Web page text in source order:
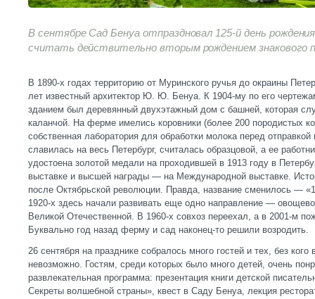
В сентябре Сад Бенуа отпраздновал 125-й день
считать действительно вторым рождением знакового
В 1890-х годах территорию от Муринского ручья до окраины
лет известный архитектор Ю. Ю. Бенуа. К 1904-му по его
зданием был деревянный двухэтажный дом с башней, которая
каланчой. На ферме имелись коровники (более 200 породистых
собственная лаборатория для обработки молока перед
славилась на весь Петербург, считалась образцовой, а ее
удостоена золотой медали на проходившей в 1913 году в
выставке и высшей награды — на Международной выставке.
после Октябрьской революции. Правда, название сменилось —
1920-х здесь начали развивать еще одно направление —
Великой Отечественной. В 1960-х совхоз переехал, а в 2001-м
Буквально год назад ферму и сад наконец-то решили возродить.
26 сентября на празднике собралось много гостей и тех, без
невозможно. Гостям, среди которых было много детей, очень
развлекательная программа: презентация книги детской
Секреты волшебной страны», квест в Саду Бенуа, лекция